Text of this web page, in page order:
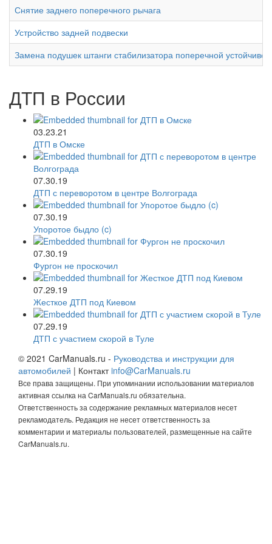
Снятие заднего поперечного рычага
Устройство задней подвески
Замена подушек штанги стабилизатора поперечной
ДТП в России
03.23.21
ДТП в Омске
07.30.19
ДТП с переворотом в центре Волгограда
07.30.19
Упоротое быдло (c)
07.30.19
Фургон не проскочил
07.29.19
Жесткое ДТП под Киевом
07.29.19
ДТП с участием скорой в Туле
© 2021 CarManuals.ru - Руководства и инструкции для
автомобилей | Контактinfo@CarManuals.ru
Все права защищены. При упоминании использовании материалов
активная ссылка на CarManuals.ru обязательна.
Ответственность за содержание рекламных материалов несет
рекламодатель. Редакция не несет ответственность за
комментарии и материалы пользователей, размещенные на сайте
CarManuals.ru.